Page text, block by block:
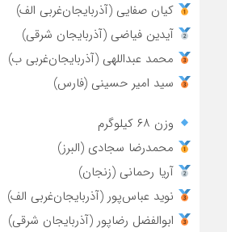
کیان صفایی (آذربایجان‌غربی الف)
آیدین فیاضی (آذربایجان شرقی)
محمد عبداللهی (آذربایجان‌غربی ب)
سید امیر حسینی (فارس)
وزن ۶۸ کیلوگرم
محمدرضا سجادی (البرز)
آریا رحمانی (زنجان)
نوید عباس‌پور (آذربایجان‌غربی الف)
ابوالفضل رضاپور (آذربایجان شرقی)